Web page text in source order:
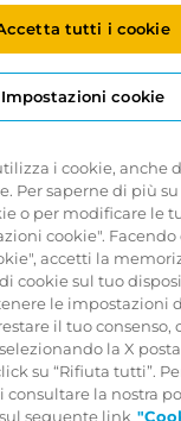
e iscrizione al
interamente
ASPI
Free To X.
i cookie, anche
Per saperne di più
o per modificare le
cookie". Facendo
accetti la
cookie sul tuo
le impostazioni
il tuo consenso,
la X
su “Rifiuta tutti”.
la nostra
seguente link
tutti i cookie
Impostazioni cookie